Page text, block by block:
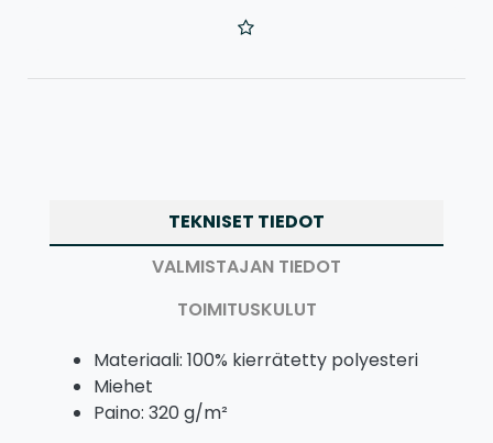
TEKNISET TIEDOT
VALMISTAJAN TIEDOT
TOIMITUSKULUT
Materiaali: 100% kierrätetty polyesteri
Miehet
Paino: 320 g/m²